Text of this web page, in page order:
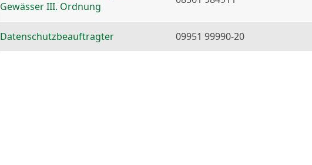
Gewässer III. Ordnung
Datenschutzbeauftragter
09951 99990-20